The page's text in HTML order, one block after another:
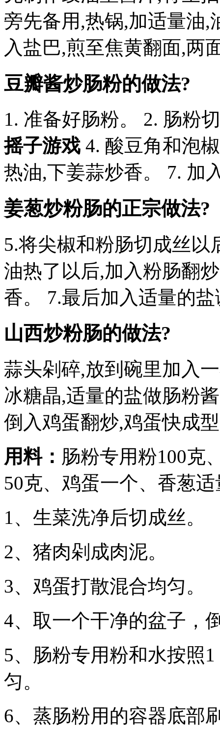
旁先备用,热锅,加适量油,
入盐巴,煎至焦黄翻面,两
豆瓣酱炒肠粉的做法?
1. 准备好肠粉。 2. 肠粉
摇子游戏 4. 酸豆角和泡
热油,下姜蒜炒香。 7. 加
姜葱炒粉肠的正宗做法?
5.将尖椒和粉肠切成丝以
油热了以后,加入粉肠翻
香。 7.最后加入适量的
山西炒粉肠的做法?
蒜头剁碎,放到碗里加入
冰糖晶,适量的盐做肠粉
倒入鸡蛋翻炒,鸡蛋快成
用料： 肠粉专用粉100克
50克、鸡蛋一个、香葱
1、生菜洗净后切成丝。
2、猪肉剁成肉泥。
3、鸡蛋打散混合均匀。
4、取一个干净的盆子，
5、肠粉专用粉和水按照
匀。
6、蒸肠粉用的容器底部